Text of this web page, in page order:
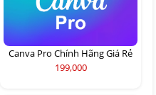
Canva Pro Chính Hãng Giá Rẻ
199,000